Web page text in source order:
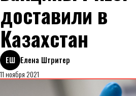
доставили в
Казахстан
ЕШ Елена Штритер
11 ноября 2021